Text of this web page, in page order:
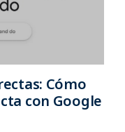
Cómo
con Google